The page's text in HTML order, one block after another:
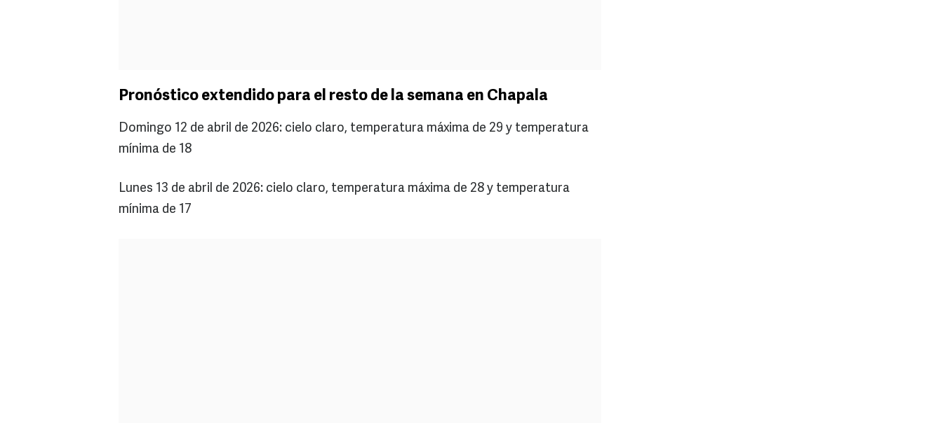
Pronóstico extendido para el resto de la semana en Chapala
Domingo 12 de abril de 2026: cielo claro, temperatura máxima de 29 y temperatura
mínima de 18
Lunes 13 de abril de 2026: cielo claro, temperatura máxima de 28 y temperatura
mínima de 17